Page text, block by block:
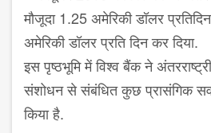
मौजूदा 1.25अमेरिकी डॉलर
अमेरिकी डॉलर प्रति दिन कर दिया.
इस पृष्ठभूमि में विश्व बैंक ने
संशोधन से संबंधित कुछ प्रासंगिक
किया है.